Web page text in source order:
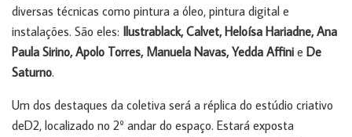
diversas técnicas como pintura a óleo, pintura digital e
instalações. São eles: Ilustrablack, Calvet, Heloísa Hariadne, Ana
Paula Sirino, Apolo Torres, Manuela Navas, Yedda Affini e De
Saturno.
Um dos destaques da coletiva será a réplica do estúdio criativo
deD2, localizado no 2º andar do espaço. Estará exposta